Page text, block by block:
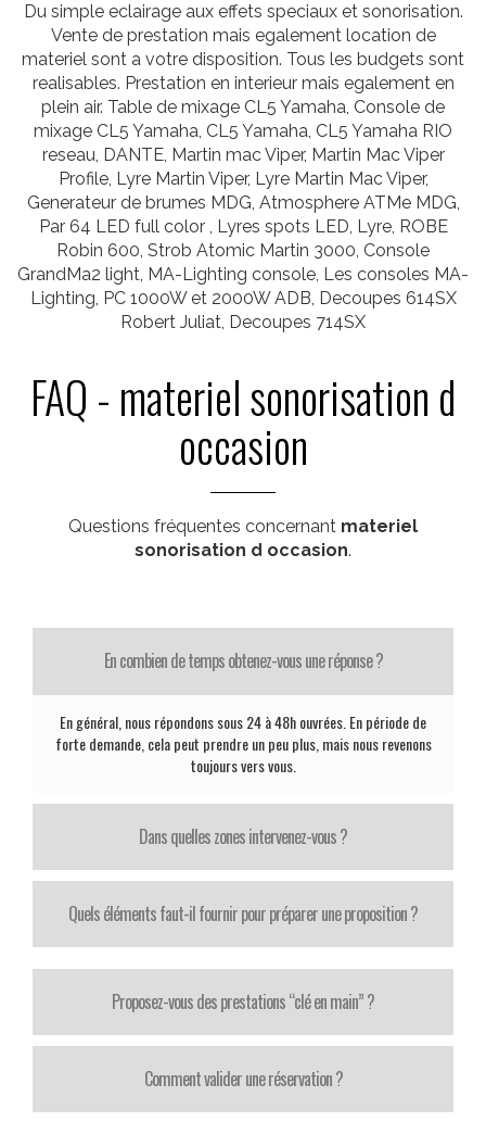
Du simple eclairage aux effets speciaux et sonorisation.
Vente de prestation mais egalement location de
materiel sont a votre disposition. Tous les budgets sont
realisables. Prestation en interieur mais egalement en
plein air. Table de mixage CL5 Yamaha, Console de
mixage CL5 Yamaha, CL5 Yamaha, CL5 Yamaha RIO
reseau, DANTE, Martin mac Viper, Martin Mac Viper
Profile, Lyre Martin Viper, Lyre Martin Mac Viper,
Generateur de brumes MDG, Atmosphere ATMe MDG,
Par 64 LED full color , Lyres spots LED, Lyre, ROBE
Robin 600, Strob Atomic Martin 3000, Console
GrandMa2 light, MA-Lighting console, Les consoles MA-
Lighting, PC 1000W et 2000W ADB, Decoupes 614SX
Robert Juliat, Decoupes 714SX
FAQ - materiel sonorisation d
occasion
Questions fréquentes concernant materiel
sonorisation d occasion.
En combien de temps obtenez-vous une réponse ?
En général, nous répondons sous 24 à 48h ouvrées. En période de
forte demande, cela peut prendre un peu plus, mais nous revenons
toujours vers vous.
Dans quelles zones intervenez-vous ?
Quels éléments faut-il fournir pour préparer une proposition ?
Proposez-vous des prestations “clé en main” ?
Comment valider une réservation ?